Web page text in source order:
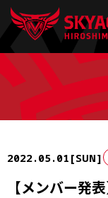
Skip
to
content
2022.05.01[SUN]
【メンバー発